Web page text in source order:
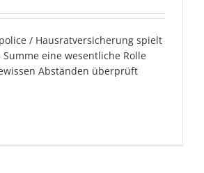
/ Hausratversicherung spielt
eine wesentliche Rolle
Abständen überprüft